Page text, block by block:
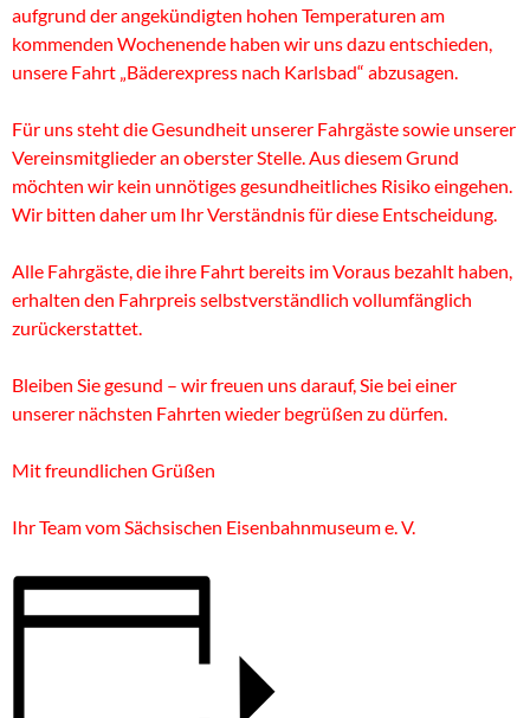
aufgrund der angekündigten hohen Temperaturen am
kommenden Wochenende haben wir uns dazu entschieden,
unsere Fahrt „Bäderexpress nach Karlsbad“ abzusagen.
Für uns steht die Gesundheit unserer Fahrgäste sowie unserer
Vereinsmitglieder an oberster Stelle. Aus diesem Grund
möchten wir kein unnötiges gesundheitliches Risiko eingehen.
Wir bitten daher um Ihr Verständnis für diese Entscheidung.
Alle Fahrgäste, die ihre Fahrt bereits im Voraus bezahlt haben,
erhalten den Fahrpreis selbstverständlich vollumfänglich
zurückerstattet.
Bleiben Sie gesund – wir freuen uns darauf, Sie bei einer
unserer nächsten Fahrten wieder begrüßen zu dürfen.
Mit freundlichen Grüßen
Ihr Team vom Sächsischen Eisenbahnmuseum e. V.